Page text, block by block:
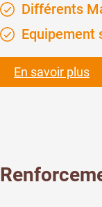
Différents
Equipement
En savoir plus